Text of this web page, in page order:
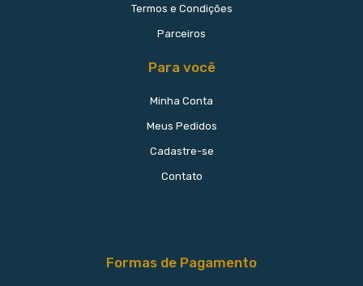
Termos e Condições
Parceiros
Para você
Minha Conta
Meus Pedidos
Cadastre-se
Contato
Formas de Pagamento